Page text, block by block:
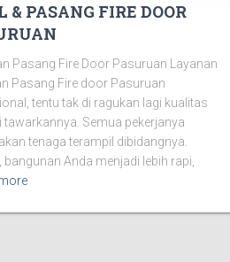
& PASANG FIRE DOOR
Pasang Fire Door Pasuruan Layanan
Pasang Fire door Pasuruan
tentu tak di ragukan lagi kualitas
tawarkannya. Semua pekerjanya
tenaga terampil dibidangnya.
bangunan Anda menjadi lebih rapi,